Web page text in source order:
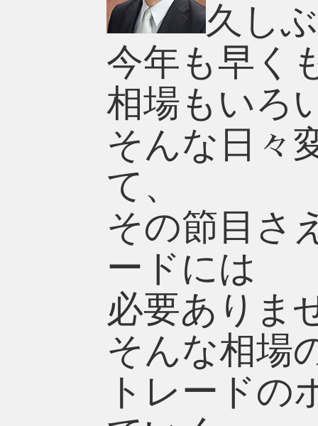
久し
今年も早く
相場もいろ
そんな日々
て、
その節目さ
ードには
必要ありま
そんな相場
トレードの